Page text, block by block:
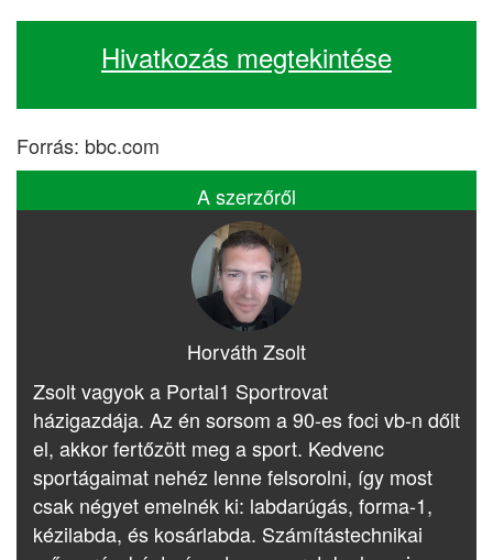
Hivatkozás megtekintése
Forrás: bbc.com
A szerzőről
Horváth Zsolt
Zsolt vagyok a Portal1 Sportrovat
házigazdája. Az én sorsom a 90-es foci vb-n dőlt
el, akkor fertőzött meg a sport. Kedvenc
sportágaimat nehéz lenne felsorolni, így most
csak négyet emelnék ki: labdarúgás, forma-1,
kézilabda, és kosárlabda. Számítástechnikai